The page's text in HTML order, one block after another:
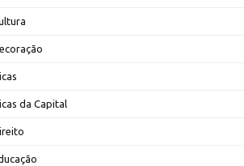
da Capital